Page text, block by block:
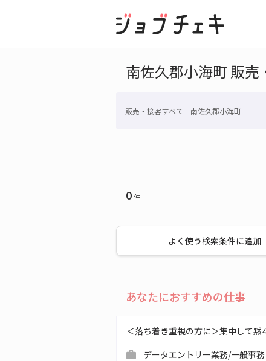
南佐久郡小海町 販売
販売・接客すべて 南佐久郡小海町
0件
よく使う検索条件に追加
あなたにおすすめの仕事
＜落ち着き重視の方に＞集中して
データエントリー業務/一般事